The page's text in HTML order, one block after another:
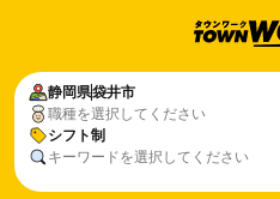
静岡県袋井市
職種を選択してください
シフト制
キーワードを選択してください